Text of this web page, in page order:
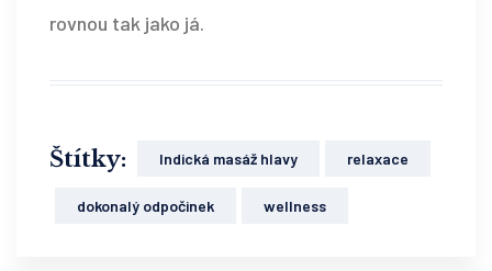
rovnou tak jako já.
Štítky: Indická masáž hlavy relaxace
dokonalý odpočinek wellness